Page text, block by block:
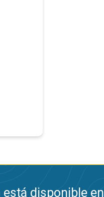
disponible en